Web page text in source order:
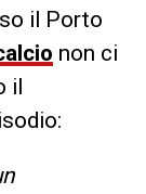
il Porto
non ci
il